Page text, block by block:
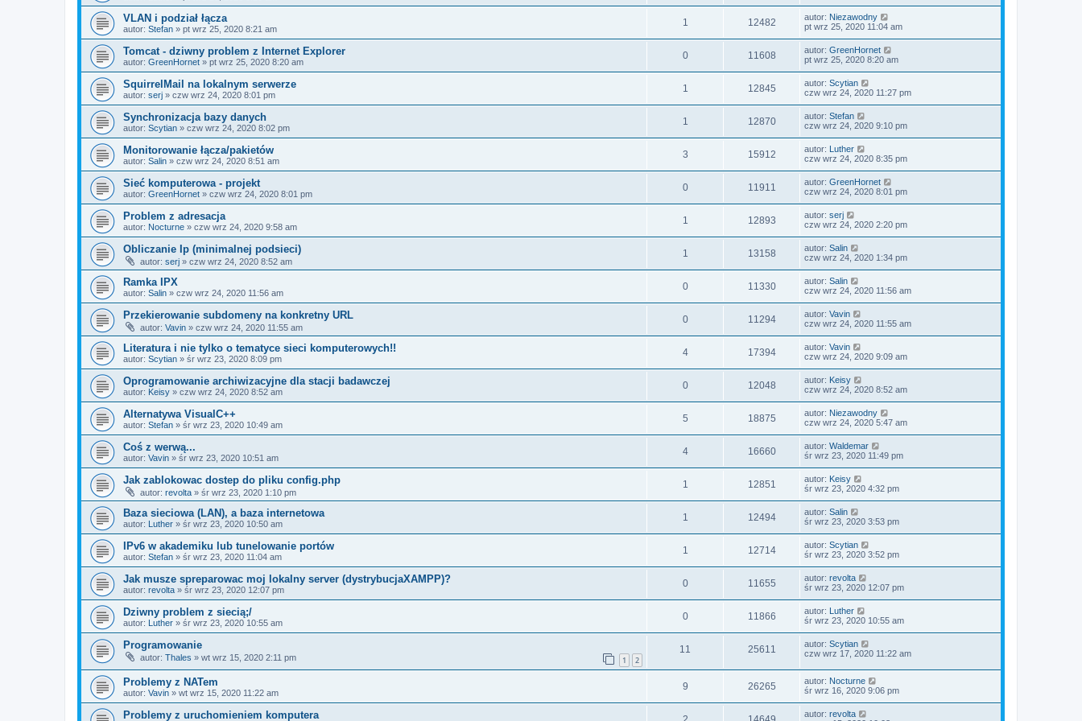
VLAN i podział łącza
autor: Stefan » pt wrz 25, 2020 8:21 am
1 12482 autor: Niezawodny
pt wrz 25, 2020 11:04 am
Tomcat - dziwny problem z Internet Explorer
autor: GreenHornet » pt wrz 25, 2020 8:20 am
0 11608 autor: GreenHornet
pt wrz 25, 2020 8:20 am
SquirrelMail na lokalnym serwerze
autor: serj » czw wrz 24, 2020 8:01 pm
1 12845 autor: Scytian
czw wrz 24, 2020 11:27 pm
Synchronizacja bazy danych
autor: Scytian » czw wrz 24, 2020 8:02 pm
1 12870 autor: Stefan
czw wrz 24, 2020 9:10 pm
Monitorowanie łącza/pakietów
autor: Salin » czw wrz 24, 2020 8:51 am
3 15912 autor: Luther
czw wrz 24, 2020 8:35 pm
Sieć komputerowa - projekt
autor: GreenHornet » czw wrz 24, 2020 8:01 pm
0 11911 autor: GreenHornet
czw wrz 24, 2020 8:01 pm
Problem z adresacja
autor: Nocturne » czw wrz 24, 2020 9:58 am
1 12893 autor: serj
czw wrz 24, 2020 2:20 pm
Obliczanie Ip (minimalnej podsieci)
autor: serj » czw wrz 24, 2020 8:52 am
1 13158 autor: Salin
czw wrz 24, 2020 1:34 pm
Ramka IPX
autor: Salin » czw wrz 24, 2020 11:56 am
0 11330 autor: Salin
czw wrz 24, 2020 11:56 am
Przekierowanie subdomeny na konkretny URL
autor: Vavin » czw wrz 24, 2020 11:55 am
0 11294 autor: Vavin
czw wrz 24, 2020 11:55 am
Literatura i nie tylko o tematyce sieci komputerowych!!
autor: Scytian » śr wrz 23, 2020 8:09 pm
4 17394 autor: Vavin
czw wrz 24, 2020 9:09 am
Oprogramowanie archiwizacyjne dla stacji badawczej
autor: Keisy » czw wrz 24, 2020 8:52 am
0 12048 autor: Keisy
czw wrz 24, 2020 8:52 am
Alternatywa VisualC++
autor: Stefan » śr wrz 23, 2020 10:49 am
5 18875 autor: Niezawodny
czw wrz 24, 2020 5:47 am
Coś z werwą...
autor: Vavin » śr wrz 23, 2020 10:51 am
4 16660 autor: Waldemar
śr wrz 23, 2020 11:49 pm
Jak zablokowac dostep do pliku config.php
autor: revolta » śr wrz 23, 2020 1:10 pm
1 12851 autor: Keisy
śr wrz 23, 2020 4:32 pm
Baza sieciowa (LAN), a baza internetowa
autor: Luther » śr wrz 23, 2020 10:50 am
1 12494 autor: Salin
śr wrz 23, 2020 3:53 pm
IPv6 w akademiku lub tunelowanie portów
autor: Stefan » śr wrz 23, 2020 11:04 am
1 12714 autor: Scytian
śr wrz 23, 2020 3:52 pm
Jak musze spreparowac moj lokalny server (dystrybucjaXAMPP)?
autor: revolta » śr wrz 23, 2020 12:07 pm
0 11655 autor: revolta
śr wrz 23, 2020 12:07 pm
Dziwny problem z siecią;/
autor: Luther » śr wrz 23, 2020 10:55 am
0 11866 autor: Luther
śr wrz 23, 2020 10:55 am
Programowanie
autor: Thales » wt wrz 15, 2020 2:11 pm 1 2
11 25611 autor: Scytian
czw wrz 17, 2020 11:22 am
Problemy z NATem
autor: Vavin » wt wrz 15, 2020 11:22 am
9 26265 autor: Nocturne
śr wrz 16, 2020 9:06 pm
Problemy z uruchomieniem komputera autor: revolta